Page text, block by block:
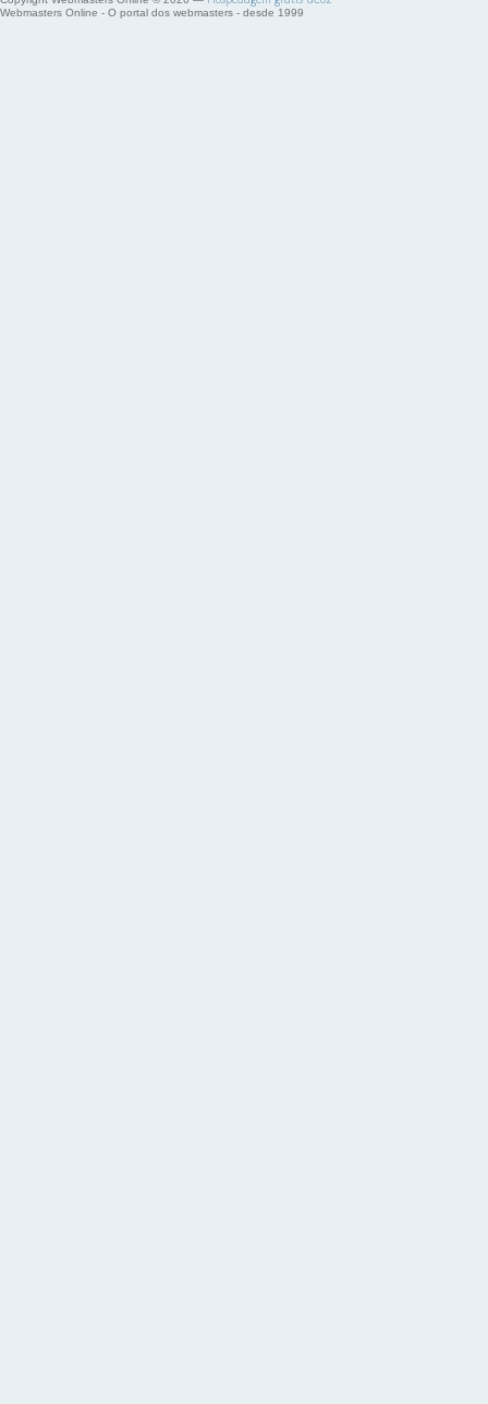
Webmasters Online - O portal dos webmasters - desde 1999